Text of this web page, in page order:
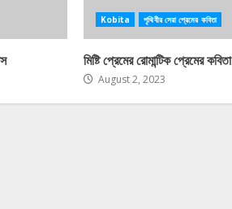
Kobita পৃথিবীর সেরা প্রেমের কবিতা
মিষ্টি প্রেমের রোমান্টিক প্রেমের কবিতা
August 2, 2023